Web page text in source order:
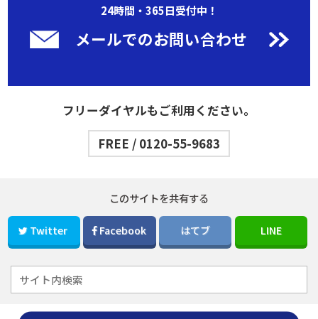
24時間・365日受付中！
メールでのお問い合わせ
フリーダイヤルもご利用ください。
FREE / 0120-55-9683
このサイトを共有する
Twitter Facebook はてブ LINE